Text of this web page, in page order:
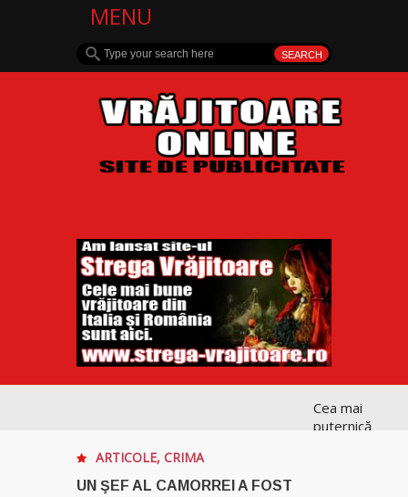
MENU
Cea mai
puternică
ARTICOLE, CRIMA
UN ŞEF AL CAMORREI A FOST